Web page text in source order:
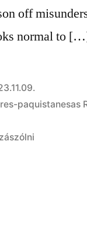
off
normal to
paquistanesas